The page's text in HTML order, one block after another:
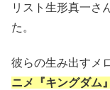
リスト生形真一さ
た。
彼らの生み出すメ
ニメ『キングダム